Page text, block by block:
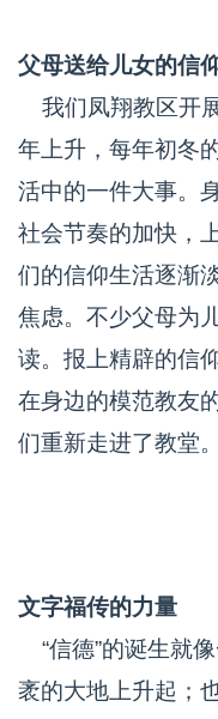
父母送给儿女的信
我们凤翔教区开
年上升，每年初冬
活中的一件大事。
社会节奏的加快，
们的信仰生活逐渐
焦虑。不少父母为
读。报上精辟的信
在身边的模范教友
们重新走进了教堂。
文字福传的力量
“信德”的诞生就
袤的大地上升起；